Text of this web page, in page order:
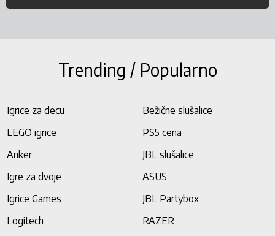
Trending / Popularno
Igrice za decu
Bežične slušalice
LEGO igrice
PS5 cena
Anker
JBL slušalice
Igre za dvoje
ASUS
Igrice Games
JBL Partybox
Logitech
RAZER